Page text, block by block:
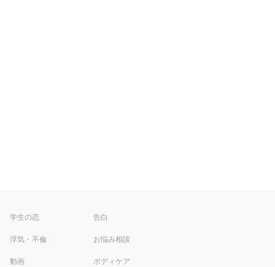
学生の恋 告白
浮気・不倫 お悩み相談
動画 ボディケア